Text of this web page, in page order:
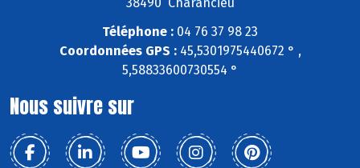
Téléphone : 04 76 37 98 23
Coordonnées GPS :45,5301975440672 ° ,
5,58833600730554 °
Nous suivre sur